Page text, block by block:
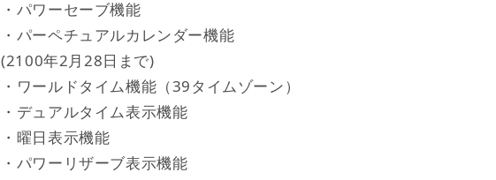
・パワーセーブ機能
・パーペチュアルカレンダー機能
(2100年2月28日まで)
・ワールドタイム機能（39タイムゾーン）
・デュアルタイム表示機能
・曜日表示機能
・パワーリザーブ表示機能